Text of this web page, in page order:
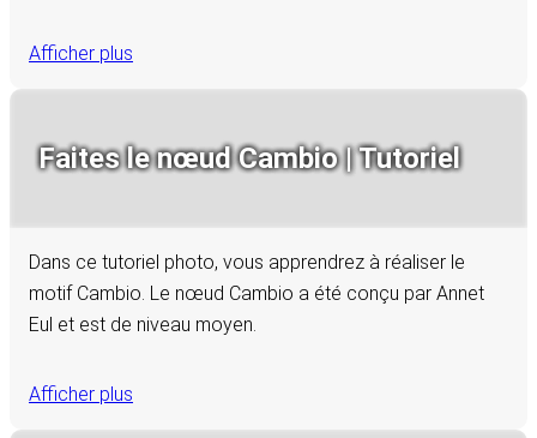
Afficher plus
Faites le nœud Cambio | Tutoriel
Dans ce tutoriel photo, vous apprendrez à réaliser le
motif Cambio. Le nœud Cambio a été conçu par Annet
Eul et est de niveau moyen.
Afficher plus